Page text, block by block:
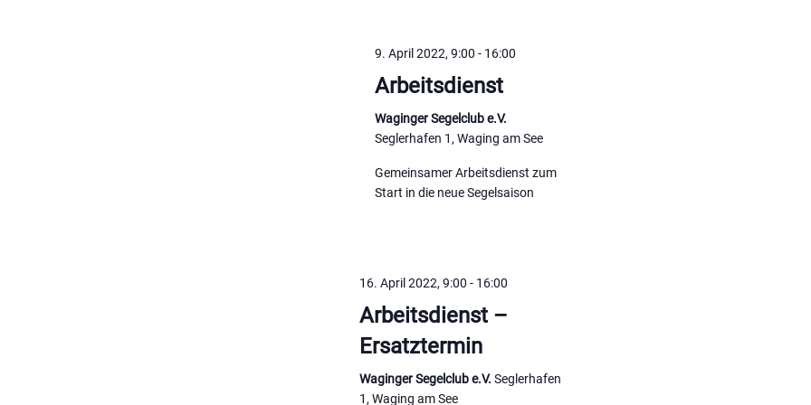
9. April 2022, 9:00 - 16:00
Arbeitsdienst
Waginger Segelclub e.V.
Seglerhafen 1, Waging am See
Gemeinsamer Arbeitsdienst zum
Start in die neue Segelsaison
16. April 2022, 9:00 - 16:00
Arbeitsdienst –
Ersatztermin
Waginger Segelclub e.V. Seglerhafen
1, Waging am See